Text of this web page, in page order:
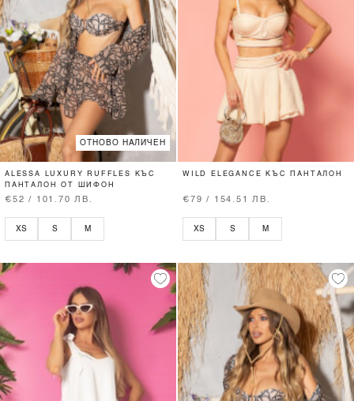
ОТНОВО НАЛИЧЕН
ALESSA LUXURY RUFFLES КЪС
ПАНТАЛОН ОТ ШИФОН
€52 / 101.70 ЛВ.
XS S M
WILD ELEGANCE КЪС ПАНТАЛОН
€79 / 154.51 ЛВ.
XS S M